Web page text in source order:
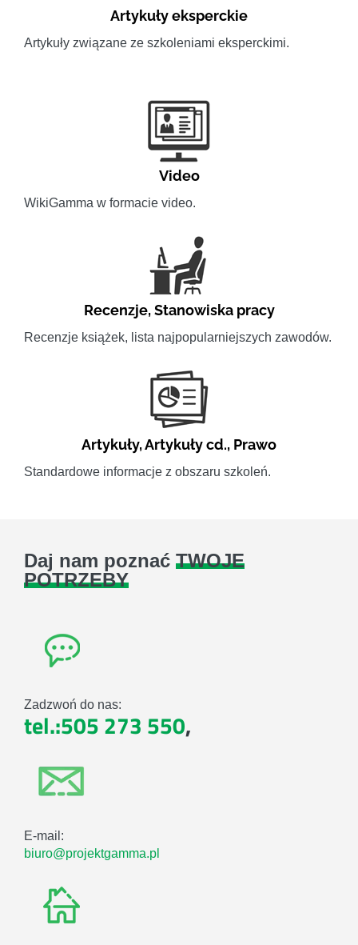
Artykuły eksperckie
Artykuły związane ze szkoleniami eksperckimi.
Video
WikiGamma w formacie video.
Recenzje,Stanowiska pracy
Recenzje książek, lista najpopularniejszych zawodów.
Artykuły,Artykuły cd., Prawo
Standardowe informacje z obszaru szkoleń.
Daj nam poznać TWOJE
POTRZEBY
Zadzwoń do nas:
tel.:505 273 550,
E-mail:
biuro@projektgamma.pl